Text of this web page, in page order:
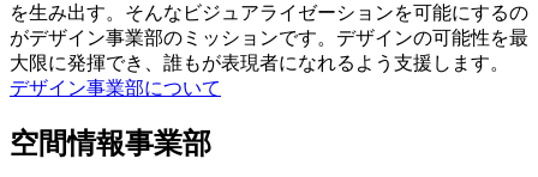
を生み出す。そんなビジュアライゼーションを可能にするの
がデザイン事業部のミッションです。デザインの可能性を最
大限に発揮でき、誰もが表現者になれるよう支援します。
デザイン事業部について
空間情報事業部